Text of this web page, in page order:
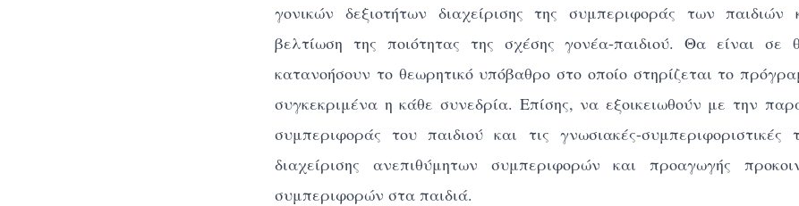
γονικών δεξιοτήτων διαχείρισης της συμπεριφοράς των παιδιών
βελτίωση της ποιότητας της σχέσης γονέα-παιδιού. Θα είναι σε
κατανοήσουν το θεωρητικό υπόβαθρο στο οποίο στηρίζεται το
συγκεκριμένα η κάθε συνεδρία. Επίσης, να εξοικειωθούν με την
συμπεριφοράς του παιδιού και τις γνωσιακές-συμπεριφοριστικές
διαχείρισης ανεπιθύμητων συμπεριφορών και προαγωγής
συμπεριφορών στα παιδιά.